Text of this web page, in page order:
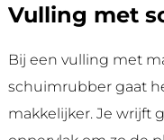
Vulling met
Bij een vulling met
schuimrubber gaat
makkelijker. Je wrijft